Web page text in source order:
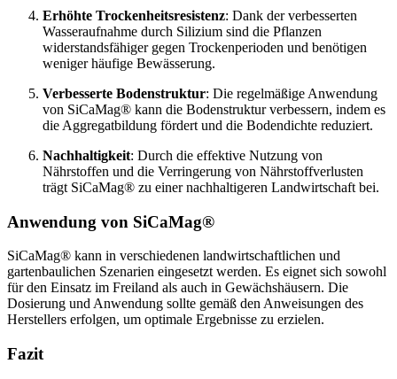
Erhöhte Trockenheitsresistenz: Dank der verbesserten
Wasseraufnahme durch Silizium sind die Pflanzen
widerstandsfähiger gegen Trockenperioden und benötigen
weniger häufige Bewässerung.
Verbesserte Bodenstruktur: Die regelmäßige Anwendung
von SiCaMag® kann die Bodenstruktur verbessern, indem es
die Aggregatbildung fördert und die Bodendichte reduziert.
Nachhaltigkeit: Durch die effektive Nutzung von
Nährstoffen und die Verringerung von Nährstoffverlusten
trägt SiCaMag® zu einer nachhaltigeren Landwirtschaft bei.
Anwendung von SiCaMag®
SiCaMag® kann in verschiedenen landwirtschaftlichen und
gartenbaulichen Szenarien eingesetzt werden. Es eignet sich sowohl
für den Einsatz im Freiland als auch in Gewächshäusern. Die
Dosierung und Anwendung sollte gemäß den Anweisungen des
Herstellers erfolgen, um optimale Ergebnisse zu erzielen.
Fazit